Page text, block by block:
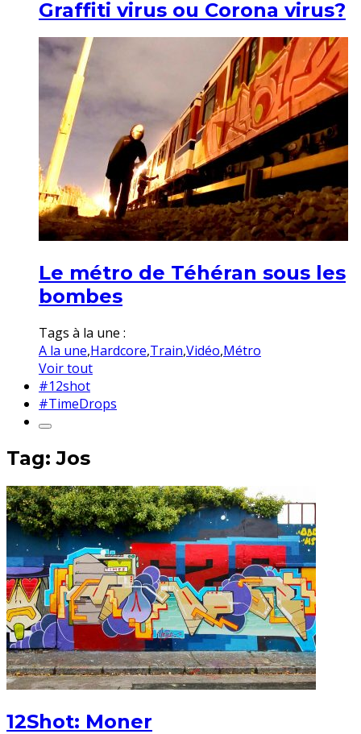
Graffiti virus ou Corona virus?
Le métro de Téhéran sous les
bombes
Tags à la une :
A la une,Hardcore,Train,Vidéo,Métro
Voir tout
#12shot
#TimeDrops
Tag: Jos
12Shot: Moner